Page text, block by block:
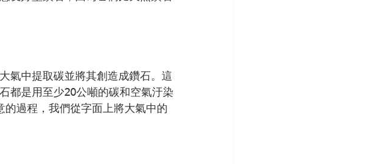
氣中提取碳並將其創造成鑽石。這
都是用至少20公噸的碳和空氣汙染
過程，我們從字面上將大氣中的